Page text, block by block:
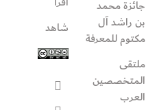
جائزة محمد
بن راشد آل
مكتوم للمعرفة
ملتقى
المتخصصين
العرب
شاهد